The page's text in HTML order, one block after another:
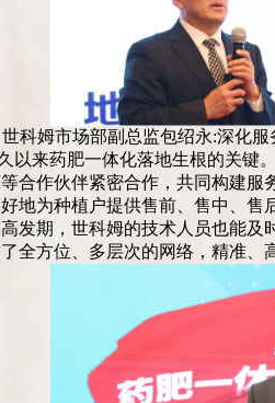
世科姆市场部副总监包绍永:深化
以来药肥一体化落地生根的关
合作伙伴紧密合作，共同构建
地为种植户提供售前、售中、
发期，世科姆的技术人员也能
全方位、多层次的网络，精准、